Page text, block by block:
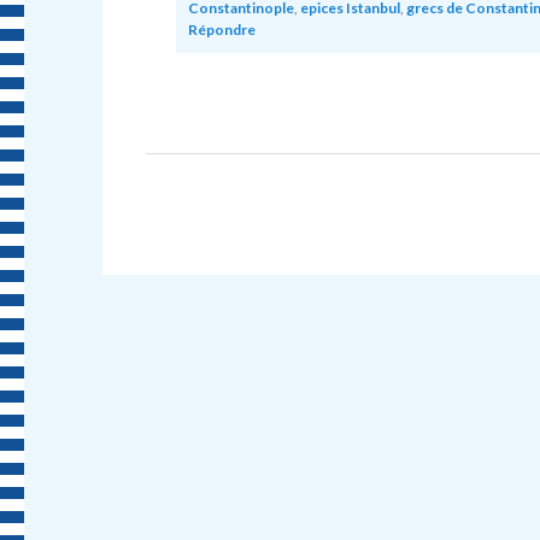
Constantinople, epices Istanbul, grecs de
Répondre